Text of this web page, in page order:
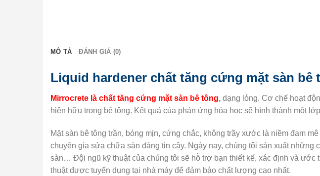
MÔ TẢ ĐÁNH GIÁ (0)
Liquid hardener chất tăng cứng mặt sàn bê
Mirrocrete là chất tăng cứng mặt sàn bê tông, dạng lỏng. Cơ chế hoạt
hiện hữu trong bê tông. Kết quả của phản ứng hóa học sẽ hình thành một
Mặt sàn bê tông trần, bóng mịn, cứng chắc, không trầy xước là niềm đam
chuyên gia sửa chữa sàn đáng tin cậy. Ngày nay, chúng tôi sản xuất
sàn… Đội ngũ kỹ thuật của chúng tôi sẽ hỗ trợ bạn thiết kế, xác định và
thuật được tuyển dụng tại nhà máy để đảm bảo chất lượng cao nhất.